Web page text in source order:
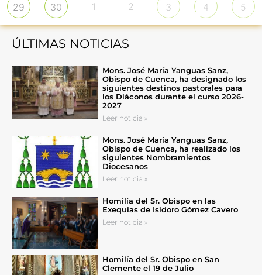
29 30 1 2 3 4 5
ÚLTIMAS NOTICIAS
Mons. José María Yanguas Sanz,
Obispo de Cuenca, ha designado los
siguientes destinos pastorales para
los Diáconos durante el curso 2026-
2027
Leer noticia »
Mons. José María Yanguas Sanz,
Obispo de Cuenca, ha realizado los
siguientes Nombramientos
Diocesanos
Leer noticia »
Homilía del Sr. Obispo en las
Exequias de Isidoro Gómez Cavero
Leer noticia »
Homilía del Sr. Obispo en San
Clemente el 19 de Julio